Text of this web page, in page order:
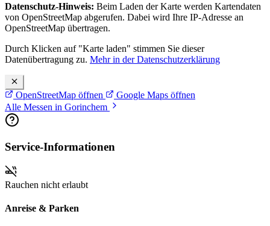
Datenschutz-Hinweis: Beim Laden der Karte werden Kartendaten
von OpenStreetMap abgerufen. Dabei wird Ihre IP-Adresse an
OpenStreetMap übertragen.
Durch Klicken auf "Karte laden" stimmen Sie dieser
Datenübertragung zu. Mehr in der Datenschutzerklärung
OpenStreetMap öffnen
Google Maps öffnen
Alle Messen in Gorinchem
Service-Informationen
Rauchen nicht erlaubt
Anreise & Parken